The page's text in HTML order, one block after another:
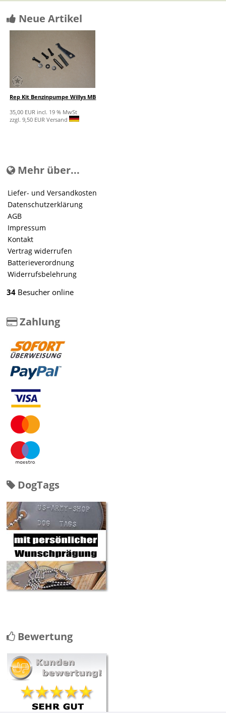
Neue Artikel
Rep Kit Benzinpumpe Willys MB
35,00 EUR incl. 19 % MwSt
zzgl. 9,50 EUR Versand
Mehr über...
Liefer- und Versandkosten
Datenschutzerklärung
AGB
Impressum
Kontakt
Vertrag widerrufen
Batterieverordnung
Widerrufsbelehrung
34 Besucher online
Zahlung
DogTags
Bewertung